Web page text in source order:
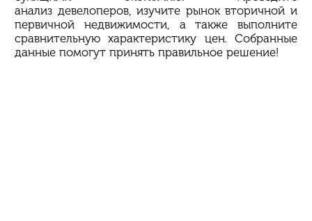
анализ девелоперов, изучите рынок вторичной и
первичной недвижимости, а также выполните
сравнительную характеристику цен. Собранные
данные помогут принять правильное решение!